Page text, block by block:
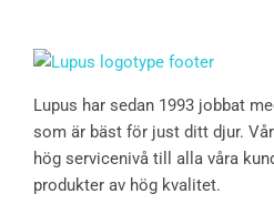
Lupus har sedan 1993 jobbat
som är bäst för just ditt djur.
hög servicenivå till alla våra
produkter av hög kvalitet.